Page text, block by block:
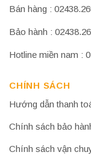
Bán hàng :
Bảo hành :
Hotline miền nam :
CHÍNH SÁCH
Hướng dẫn thanh
Chính sách bảo
Chính sách vận